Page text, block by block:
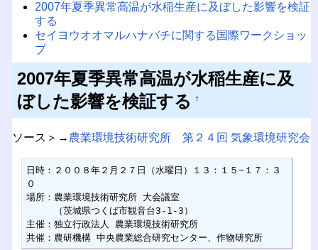
2007年夏季異常高温が水稲生産に及ぼした影響を検証
する
セイヨウオオマルハナバチに関する国際ワークショッ
プ
2007年夏季異常高温が水稲生産に及
ぼした影響を検証する
†
ソース＞→ 農業環境技術研究所 第２４回 気象環境研究会
日時：２００８年２月２７日（水曜日）１３：１５−１７：３
０
場所：農業環境技術研究所 大会議室
（茨城県つくば市観音台3-1-3）
主催：独立行政法人 農業環境技術研究所
共催：農研機構 中央農業総合研究センター、作物研究所